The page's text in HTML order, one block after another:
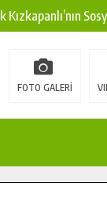
Kızkapanlı’nın
Modern
Başarı:
FOTO GALERİ